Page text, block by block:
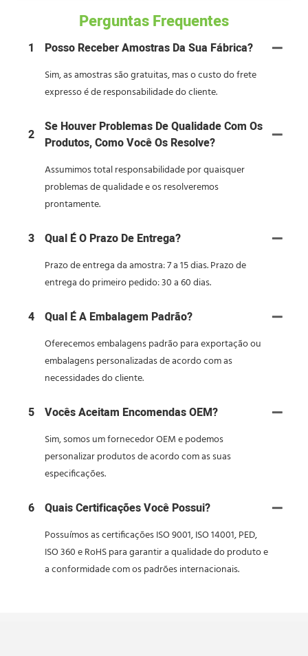
Perguntas Frequentes
1 Posso Receber Amostras Da Sua Fábrica?
Sim, as amostras são gratuitas, mas o custo do frete
expresso é de responsabilidade do cliente.
2
Se Houver Problemas De Qualidade Com Os
Produtos, Como Você Os Resolve?
Assumimos total responsabilidade por quaisquer
problemas de qualidade e os resolveremos
prontamente.
3 Qual É O Prazo De Entrega?
Prazo de entrega da amostra: 7 a 15 dias. Prazo de
entrega do primeiro pedido: 30 a 60 dias.
4 Qual É A Embalagem Padrão?
Oferecemos embalagens padrão para exportação ou
embalagens personalizadas de acordo com as
necessidades do cliente.
5 Vocês Aceitam Encomendas OEM?
Sim, somos um fornecedor OEM e podemos
personalizar produtos de acordo com as suas
especificações.
6 Quais Certificações Você Possui?
Possuímos as certificações ISO 9001, ISO 14001, PED,
ISO 360 e RoHS para garantir a qualidade do produto e
a conformidade com os padrões internacionais.